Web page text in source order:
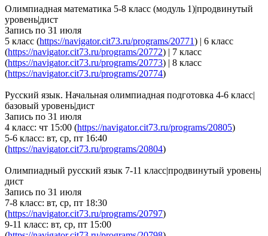
Олимпиадная математика 5-8 класс (модуль 1)|продвинутый
уровень|дист
Запись по 31 июля
5 класс (https://navigator.cit73.ru/programs/20771) | 6 класс
(https://navigator.cit73.ru/programs/20772) | 7 класс
(https://navigator.cit73.ru/programs/20773) | 8 класс
(https://navigator.cit73.ru/programs/20774)
Русский язык. Начальная олимпиадная подготовка 4-6 класс|
базовый уровень|дист
Запись по 31 июля
4 класс: чт 15:00 (https://navigator.cit73.ru/programs/20805)
5-6 класс: вт, ср, пт 16:40
(https://navigator.cit73.ru/programs/20804)
Олимпиадный русский язык 7-11 класс|продвинутый уровень|
дист
Запись по 31 июля
7-8 класс: вт, ср, пт 18:30
(https://navigator.cit73.ru/programs/20797)
9-11 класс: вт, ср, пт 15:00